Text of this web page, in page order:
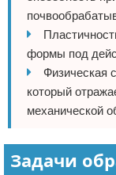
формы под
Физическая
который
механической
Задачи